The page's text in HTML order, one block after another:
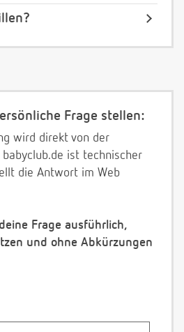
Frage stellen:
wird direkt von der
ist technischer
die Antwort im Web
Frage ausführlich,
und ohne Abkürzungen